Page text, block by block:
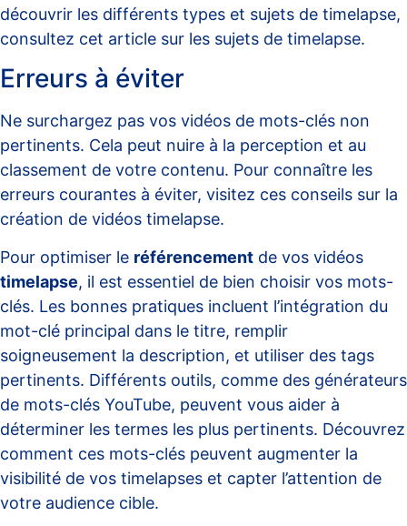
découvrir les différents types et sujets de timelapse,
consultez cet article sur les sujets de timelapse.
Erreurs à éviter
Ne surchargez pas vos vidéos de mots-clés non
pertinents. Cela peut nuire à la perception et au
classement de votre contenu. Pour connaître les
erreurs courantes à éviter, visitez ces conseils sur la
création de vidéos timelapse.
Pour optimiser le référencement de vos vidéos
timelapse, il est essentiel de bien choisir vos mots-
clés. Les bonnes pratiques incluent l’intégration du
mot-clé principal dans le titre, remplir
soigneusement la description, et utiliser des tags
pertinents. Différents outils, comme des générateurs
de mots-clés YouTube, peuvent vous aider à
déterminer les termes les plus pertinents. Découvrez
comment ces mots-clés peuvent augmenter la
visibilité de vos timelapses et capter l’attention de
votre audience cible.